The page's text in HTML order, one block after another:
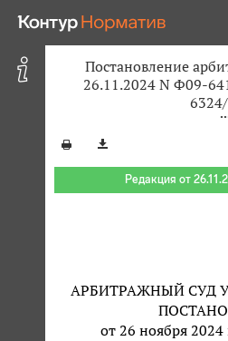
Постановление
26.11.2024 N Ф09-
Редакция от
АРБИТРАЖНЫЙ СУД
от 26 ноября